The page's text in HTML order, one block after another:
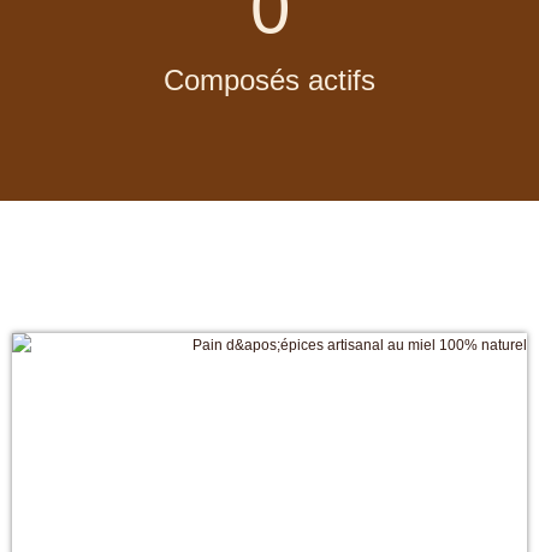
Composés actifs